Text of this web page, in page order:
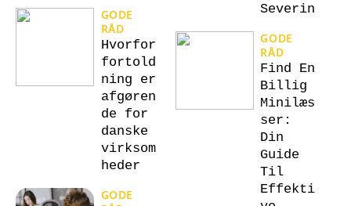
GODE
RÅD
Hvorfor
fortold
ning er
afgøren
de for
danske
virksom
heder
GODE
Severin
GODE
RÅD
Find En
Billig
Minilæs
ser:
Din
Guide
Til
Effekti